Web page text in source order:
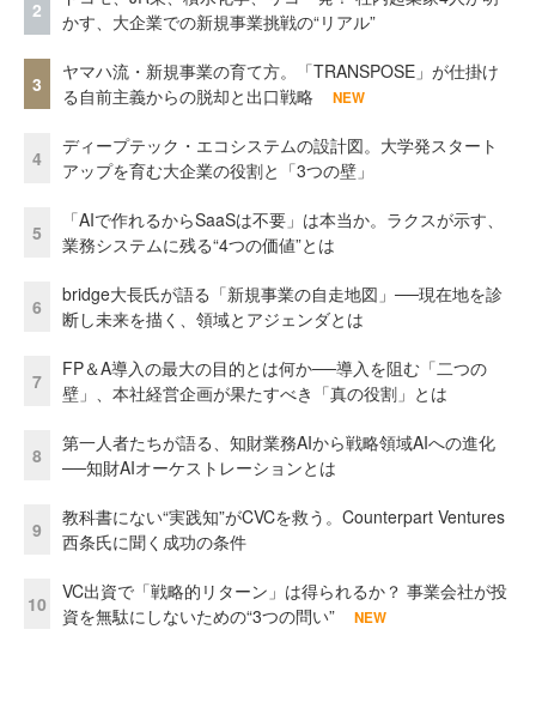
2
かす、大企業での新規事業挑戦の“リアル”
3
ヤマハ流・新規事業の育て方。「TRANSPOSE」が仕掛け
る自前主義からの脱却と出口戦略
NEW
4
ディープテック・エコシステムの設計図。大学発スタート
アップを育む大企業の役割と「3つの壁」
5
「AIで作れるからSaaSは不要」は本当か。ラクスが示す、
業務システムに残る“4つの価値”とは
6
bridge大長氏が語る「新規事業の自走地図」──現在地を診
断し未来を描く、領域とアジェンダとは
7
FP＆A導入の最大の目的とは何か──導入を阻む「二つの
壁」、本社経営企画が果たすべき「真の役割」とは
8
第一人者たちが語る、知財業務AIから戦略領域AIへの進化
──知財AIオーケストレーションとは
9
教科書にない“実践知”がCVCを救う。Counterpart Ventures
西条氏に聞く成功の条件
10
VC出資で「戦略的リターン」は得られるか？ 事業会社が投
資を無駄にしないための“3つの問い”
NEW